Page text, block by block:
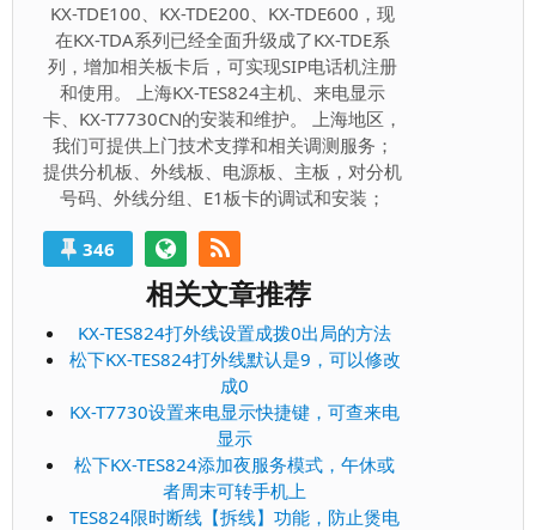
KX-TDE100、KX-TDE200、KX-TDE600，现
在KX-TDA系列已经全面升级成了KX-TDE系
列，增加相关板卡后，可实现SIP电话机注册
和使用。 上海KX-TES824主机、来电显示
卡、KX-T7730CN的安装和维护。 上海地区，
我们可提供上门技术支撑和相关调测服务；
提供分机板、外线板、电源板、主板，对分机
号码、外线分组、E1板卡的调试和安装；
346
相关文章推荐
KX-TES824打外线设置成拨0出局的方法
松下KX-TES824打外线默认是9，可以修改
成0
KX-T7730设置来电显示快捷键，可查来电
显示
松下KX-TES824添加夜服务模式，午休或
者周末可转手机上
TES824限时断线【拆线】功能，防止煲电